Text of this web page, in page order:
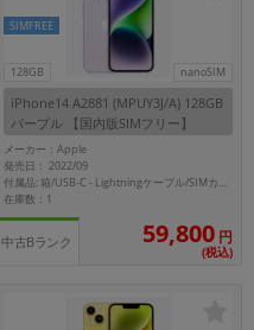
128GB nanoSIM
SIMFREE
iPhone14 A2881 (MPUY3J/A) 128GB
パープル 【国内版SIMフリー】
メーカー：Apple
発売日： 2022/09
付属品: 箱/USB-C - Lightningケーブル/SIMカードツール/マニュアル
在庫数：1
中古Bランク 59,800 円
(税込)